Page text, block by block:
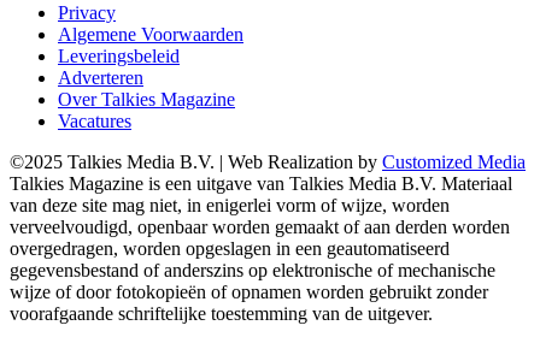
Privacy
Algemene Voorwaarden
Leveringsbeleid
Adverteren
Over Talkies Magazine
Vacatures
©2025 Talkies Media B.V. | Web Realization by Customized Media
Talkies Magazine is een uitgave van Talkies Media B.V. Materiaal
van deze site mag niet, in enigerlei vorm of wijze, worden
verveelvoudigd, openbaar worden gemaakt of aan derden worden
overgedragen, worden opgeslagen in een geautomatiseerd
gegevensbestand of anderszins op elektronische of mechanische
wijze of door fotokopieën of opnamen worden gebruikt zonder
voorafgaande schriftelijke toestemming van de uitgever.